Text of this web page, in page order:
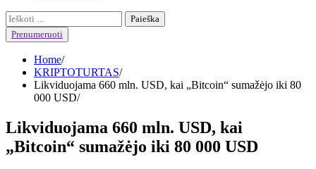
Ieškoti:
Prenumeruoti
Home
KRIPTOTURTAS
Likviduojama 660 mln. USD, kai „Bitcoin“ sumažėjo iki 80
000 USD
Likviduojama 660 mln. USD, kai
„Bitcoin“ sumažėjo iki 80 000 USD